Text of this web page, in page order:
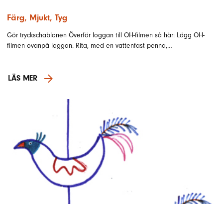
Färg, Mjukt, Tyg
Gör tryckschablonen Överför loggan till OH-filmen så här: Lägg OH-
filmen ovanpå loggan. Rita, med en vattenfast penna,…
LÄS MER